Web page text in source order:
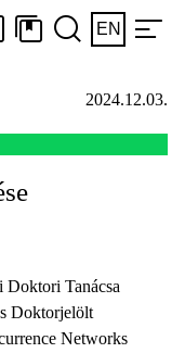
EN
2024.12.03.
Doktori Tanácsa
Doktorjelölt
Networks